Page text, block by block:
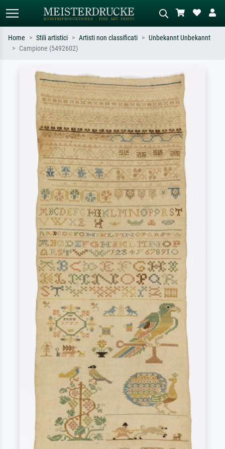
Cerca per artista, titolo o stile – es.
Monet, Notte stellata,
Impressionismo, onda di Hokusai,
nudo.
Descrivi la scena – es. prato verde,
astratto con molto rosso, dipinto a
olio scuro, nudo in piedi vicino a un
albero.
Home Stili artistici Artisti non classificati
Unbekannt Unbekannt
Campione (5492602)